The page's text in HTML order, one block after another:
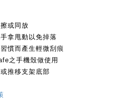
或同放
拿甩動以免掉落
慣而產生輕微刮痕
之手機殼做使用
推移支架底部